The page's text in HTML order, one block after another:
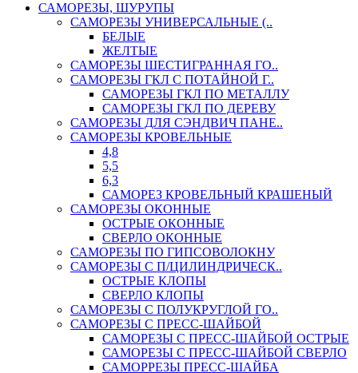
САМОРЕЗЫ, ШУРУПЫ
САМОРЕЗЫ УНИВЕРСАЛЬНЫЕ (..
БЕЛЫЕ
ЖЕЛТЫЕ
САМОРЕЗЫ ШЕСТИГРАННАЯ ГО..
САМОРЕЗЫ ГКЛ С ПОТАЙНОЙ Г..
САМОРЕЗЫ ГКЛ ПО МЕТАЛЛУ
САМОРЕЗЫ ГКЛ ПО ДЕРЕВУ
САМОРЕЗЫ ДЛЯ СЭНДВИЧ ПАНЕ..
САМОРЕЗЫ КРОВЕЛЬНЫЕ
4,8
5,5
6,3
САМОРЕЗ КРОВЕЛЬНЫЙ КРАШЕНЫЙ
САМОРЕЗЫ ОКОННЫЕ
ОСТРЫЕ ОКОННЫЕ
СВЕРЛО ОКОННЫЕ
САМОРЕЗЫ ПО ГИПСОВОЛОКНУ
САМОРЕЗЫ С П/ЦИЛИНДРИЧЕСК..
ОСТРЫЕ КЛОПЫ
СВЕРЛО КЛОПЫ
САМОРЕЗЫ С ПОЛУКРУГЛОЙ ГО..
САМОРЕЗЫ С ПРЕСС-ШАЙБОЙ
САМОРЕЗЫ С ПРЕСС-ШАЙБОЙ ОСТРЫЕ
САМОРЕЗЫ С ПРЕСС-ШАЙБОЙ СВЕРЛО
САМОРРЕЗЫ ПРЕСС-ШАЙБА